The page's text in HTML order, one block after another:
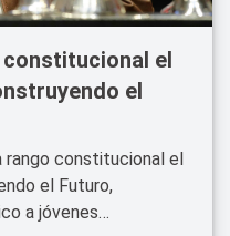
constitucional el
el
rango constitucional el
el Futuro,
a jóvenes